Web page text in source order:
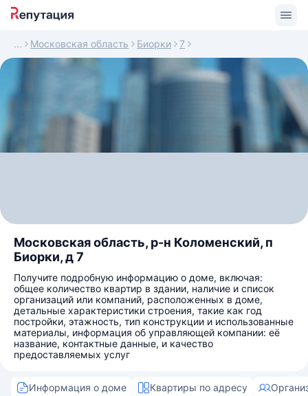
Московская область Биорки 7
Московская область, р-н Коломенский, п
Биорки, д 7
Получите подробную информацию о доме, включая:
общее количество квартир в здании, наличие и список
организаций или компаний, расположенных в доме,
детальные характеристики строения, такие как год
постройки, этажность, тип конструкции и использованные
материалы, информация об управляющей компании: её
название, контактные данные, и качество
предоставляемых услуг
Информация о доме Квартиры по адресу